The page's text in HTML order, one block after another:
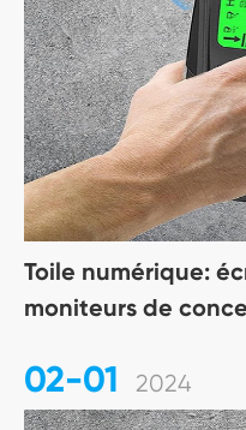
Toile numérique:
moniteurs de
02-01 2024